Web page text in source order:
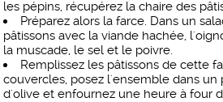
les pépins, récupérez la chaire des
Préparez alors la farce. Dans un
pâtissons avec la viande hachée,
la muscade, le sel et le poivre.
Remplissez les pâtissons de cette
couvercles, posez l'ensemble dans
d'olive et enfournez une heure à four